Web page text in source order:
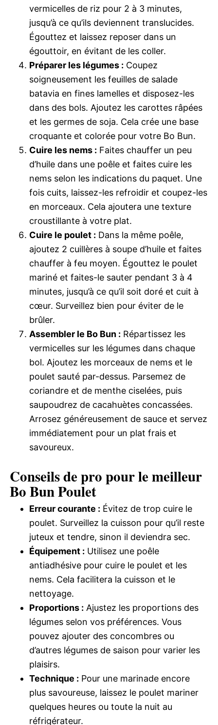
vermicelles de riz pour 2 à 3 minutes,
jusqu’à ce qu’ils deviennent translucides.
Égouttez et laissez reposer dans un
égouttoir, en évitant de les coller.
Préparer les légumes : Coupez
soigneusement les feuilles de salade
batavia en fines lamelles et disposez-les
dans des bols. Ajoutez les carottes râpées
et les germes de soja. Cela crée une base
croquante et colorée pour votre Bo Bun.
Cuire les nems : Faites chauffer un peu
d’huile dans une poêle et faites cuire les
nems selon les indications du paquet. Une
fois cuits, laissez-les refroidir et coupez-les
en morceaux. Cela ajoutera une texture
croustillante à votre plat.
Cuire le poulet : Dans la même poêle,
ajoutez 2 cuillères à soupe d’huile et faites
chauffer à feu moyen. Égouttez le poulet
mariné et faites-le sauter pendant 3 à 4
minutes, jusqu’à ce qu’il soit doré et cuit à
cœur. Surveillez bien pour éviter de le
brûler.
Assembler le Bo Bun : Répartissez les
vermicelles sur les légumes dans chaque
bol. Ajoutez les morceaux de nems et le
poulet sauté par-dessus. Parsemez de
coriandre et de menthe ciselées, puis
saupoudrez de cacahuètes concassées.
Arrosez généreusement de sauce et servez
immédiatement pour un plat frais et
savoureux.
Conseils de pro pour le meilleur
Bo Bun Poulet
Erreur courante : Évitez de trop cuire le
poulet. Surveillez la cuisson pour qu’il reste
juteux et tendre, sinon il deviendra sec.
Équipement : Utilisez une poêle
antiadhésive pour cuire le poulet et les
nems. Cela facilitera la cuisson et le
nettoyage.
Proportions : Ajustez les proportions des
légumes selon vos préférences. Vous
pouvez ajouter des concombres ou
d’autres légumes de saison pour varier les
plaisirs.
Technique : Pour une marinade encore
plus savoureuse, laissez le poulet mariner
quelques heures ou toute la nuit au
réfrigérateur.